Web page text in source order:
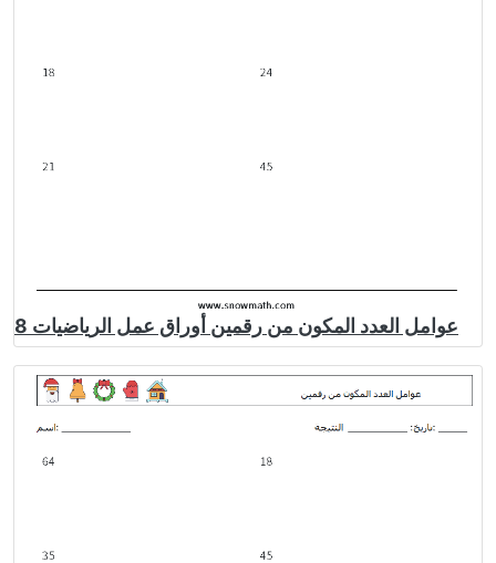
عوامل العدد المكون من رقمين أوراق عمل الرياضيات 8